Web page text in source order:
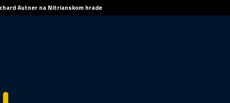
Autner na Nitrianskom hrade